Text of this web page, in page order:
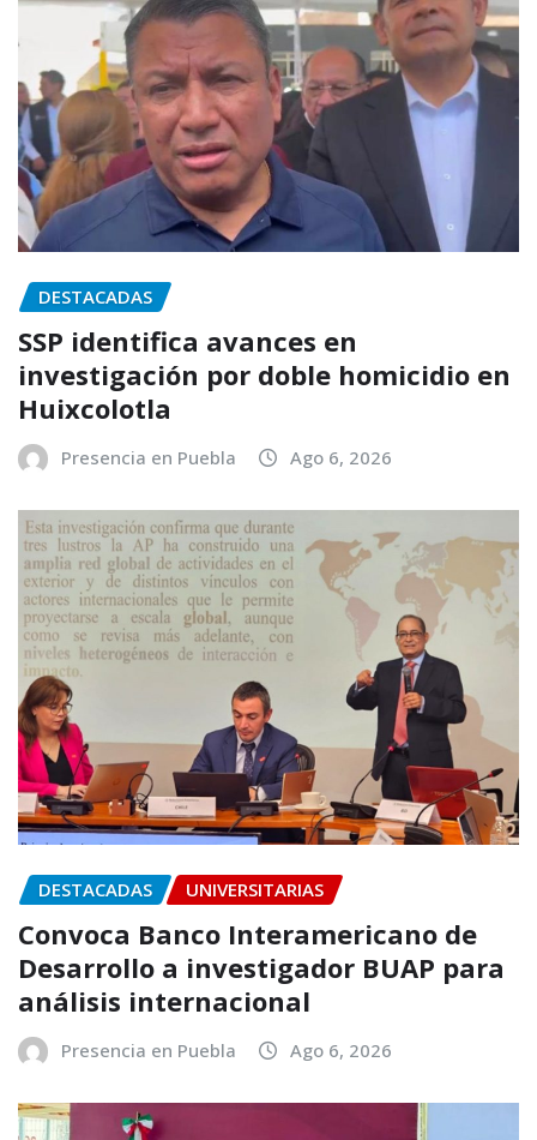
DESTACADAS
SSP identifica avances en
investigación por doble homicidio en
Huixcolotla
Presencia en Puebla Ago 6, 2026
DESTACADAS UNIVERSITARIAS
Convoca Banco Interamericano de
Desarrollo a investigador BUAP para
análisis internacional
Presencia en Puebla Ago 6, 2026